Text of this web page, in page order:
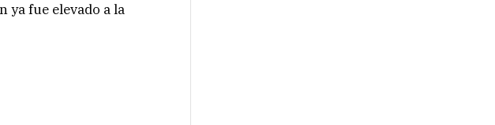
fue elevado a la